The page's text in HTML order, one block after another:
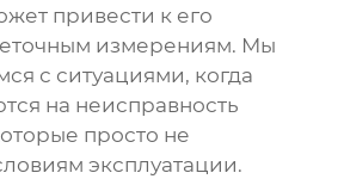
привести к его
измерениям. Мы
с ситуациями, когда
на неисправность
просто не
эксплуатации.